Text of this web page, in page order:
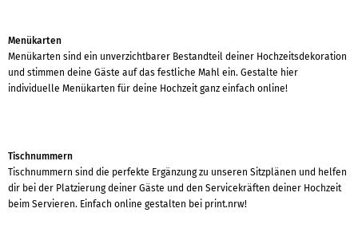
Menükarten
Menükarten sind ein unverzichtbarer Bestandteil deiner Hochzeitsdekoration
und stimmen deine Gäste auf das festliche Mahl ein. Gestalte hier
individuelle Menükarten für deine Hochzeit ganz einfach online!
Tischnummern
Tischnummern sind die perfekte Ergänzung zu unseren Sitzplänen und helfen
dir bei der Platzierung deiner Gäste und den Servicekräften deiner Hochzeit
beim Servieren. Einfach online gestalten bei print.nrw!